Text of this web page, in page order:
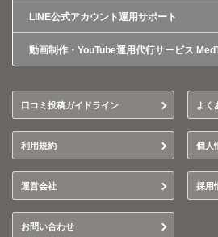
LINE公式アカウント運用サポート
動画制作・YouTube運用代行サービス
口コミ投稿ガイドライン よく
利用規約 個人
運営会社 採用
お問い合わせ